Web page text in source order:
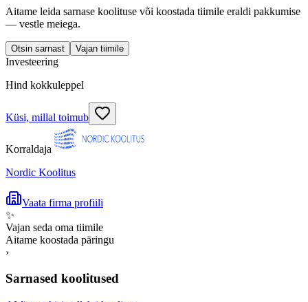
Aitame leida sarnase koolituse või koostada tiimile eraldi pakkumise
— vestle meiega.
Otsin sarnast Vajan tiimile
Investeering
Hind kokkuleppel
Küsi, millal toimub
Korraldaja
Nordic Koolitus
Vaata firma profiili
✨
Vajan seda oma tiimile
Aitame koostada päringu
›
Sarnased koolitused